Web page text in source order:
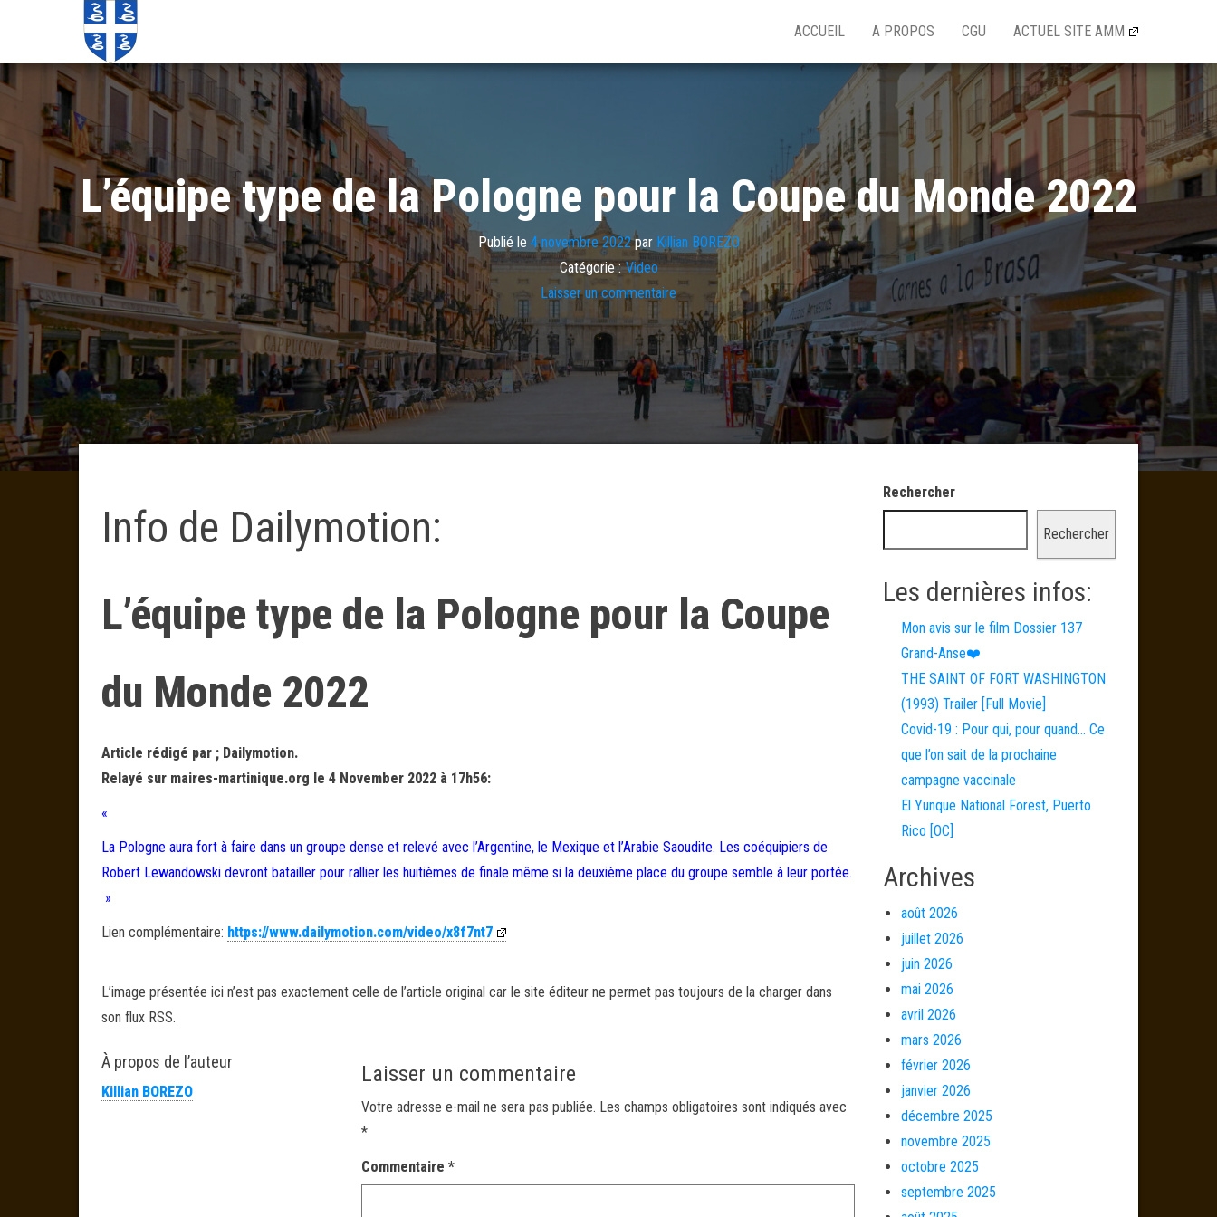
ACCUEIL A PROPOS CGU ACTUEL SITE AMM
L’équipe type de la Pologne pour la Coupe du Monde 2022
Publié le 4 novembre 2022par Killian BOREZO
Catégorie : Video
Laisser un commentaire
Info de Dailymotion:
L’équipe type de la Pologne pour la Coupe
du Monde 2022
Article rédigé par ; Dailymotion.
Relayé sur maires-martinique.org le 4 November 2022 à 17h56:
«
La Pologne aura fort à faire dans un groupe dense et relevé avec l’Argentine, le Mexique et l’Arabie Saoudite. Les coéquipiers de
Robert Lewandowski devront batailler pour rallier les huitièmes de finale même si la deuxième place du groupe semble à leur portée.
»
Lien complémentaire: https://www.dailymotion.com/video/x8f7nt7
L’image présentée ici n’est pas exactement celle de l’article original car le site éditeur ne permet pas toujours de la charger dans
son flux RSS.
À propos de l’auteur
Killian BOREZO
Laisser un commentaire
Votre adresse e-mail ne sera pas publiée. Les champs obligatoires sont indiqués avec
*
Commentaire*
Rechercher
Rechercher
Les dernières infos:
Mon avis sur le film Dossier 137
Grand-Anse❤️
THE SAINT OF FORT WASHINGTON
(1993) Trailer [Full Movie]
Covid-19 : Pour qui, pour quand… Ce
que l’on sait de la prochaine
campagne vaccinale
El Yunque National Forest, Puerto
Rico [OC]
Archives
août 2026
juillet 2026
juin 2026
mai 2026
avril 2026
mars 2026
février 2026
janvier 2026
décembre 2025
novembre 2025
octobre 2025
septembre 2025